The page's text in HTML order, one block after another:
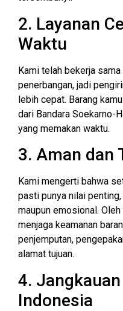
2. Layanan
Waktu
Kami telah bekerja
penerbangan, jadi
lebih cepat. Barang
dari Bandara Soekarno-
yang memakan waktu.
3. Aman dan
Kami mengerti bahwa
pasti punya nilai
maupun emosional.
menjaga keamanan
penjemputan,
alamat tujuan.
4.
Indonesia